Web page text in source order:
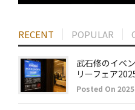
RECENT POPULAR
武石修のイベ
リーフェア
Posted On